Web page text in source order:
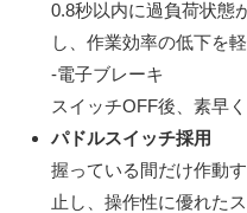
0.8秒以内に過負荷状態
し、作業効率の低下を
-電子ブレーキ
スイッチOFF後、素早
パドルスイッチ採用
握っている間だけ作動
止し、操作性に優れた